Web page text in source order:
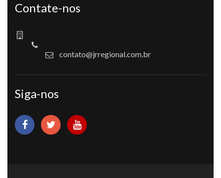
Contate-nos
contato@jrregional.com.br
Siga-nos